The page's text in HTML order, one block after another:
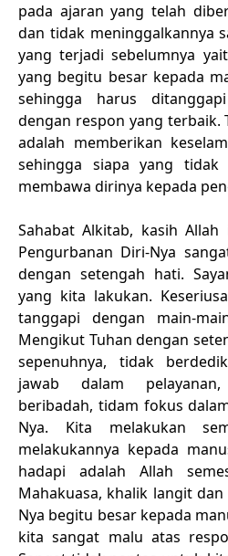
pada ajaran yang telah
dan tidak meninggalkannya
yang terjadi sebelumnya
yang begitu besar kepada
sehingga harus
dengan respon yang terbaik.
adalah memberikan
sehingga siapa yang tidak
membawa dirinya kepada
Sahabat Alkitab, kasih
Pengurbanan Diri-Nya
dengan setengah hati.
yang kita lakukan.
tanggapi dengan main-
Mengikut Tuhan dengan
sepenuhnya, tidak
jawab dalam
beribadah, tidam fokus
Nya. Kita melakukan
melakukannya kepada
hadapi adalah Allah
Mahakuasa, khalik langit
Nya begitu besar kepada
kita sangat malu atas